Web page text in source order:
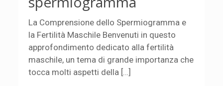
La Comprensione dello Spermiogramma e
la Fertilità Maschile Benvenuti in questo
approfondimento dedicato alla fertilità
maschile, un tema di grande importanza che
tocca molti aspetti della […]